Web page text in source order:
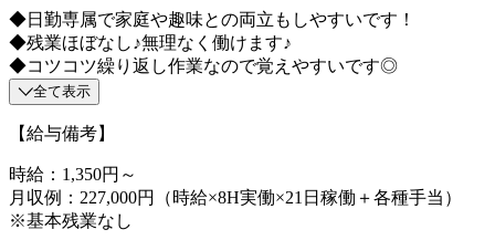
◆日勤専属で家庭や趣味との両立もしやすいです！
◆残業ほぼなし♪無理なく働けます♪
◆コツコツ繰り返し作業なので覚えやすいです◎
全て表示
【給与備考】
時給：1,350円～
月収例：227,000円（時給×8H実働×21日稼働＋各種手当）
※基本残業なし